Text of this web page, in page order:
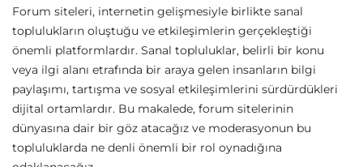
Forum siteleri, internetin gelişmesiyle birlikte sanal
toplulukların oluştuğu ve etkileşimlerin gerçekleştiği
önemli platformlardır. Sanal topluluklar, belirli bir konu
veya ilgi alanı etrafında bir araya gelen insanların bilgi
paylaşımı, tartışma ve sosyal etkileşimlerini sürdürdükleri
dijital ortamlardır. Bu makalede, forum sitelerinin
dünyasına dair bir göz atacağız ve moderasyonun bu
topluluklarda ne denli önemli bir rol oynadığına